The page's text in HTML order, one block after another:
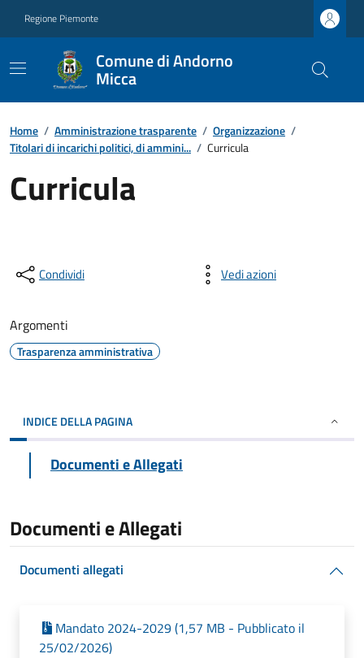
Regione Piemonte
Comune di Andorno
Micca
Home / Amministrazione trasparente / Organizzazione /
Titolari di incarichi politici, di ammini... / Curricula
Curricula
Condividi Vedi azioni
Argomenti
Trasparenza amministrativa
INDICE DELLA PAGINA
Documenti e Allegati
Documenti e Allegati
Documenti allegati
Mandato 2024-2029 (1,57 MB - Pubblicato il
25/02/2026)